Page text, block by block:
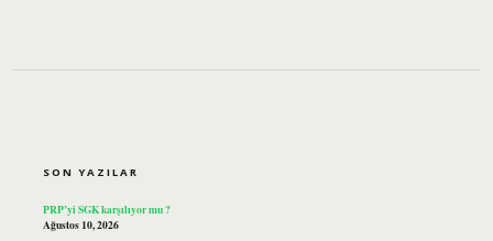
SON YAZILAR
PRP’yi SGK karşılıyor mu ?
Ağustos 10, 2026